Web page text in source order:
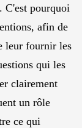
C'est pourquoi
afin de
leur fournir les
qui les
clairement
un rôle
ce qui